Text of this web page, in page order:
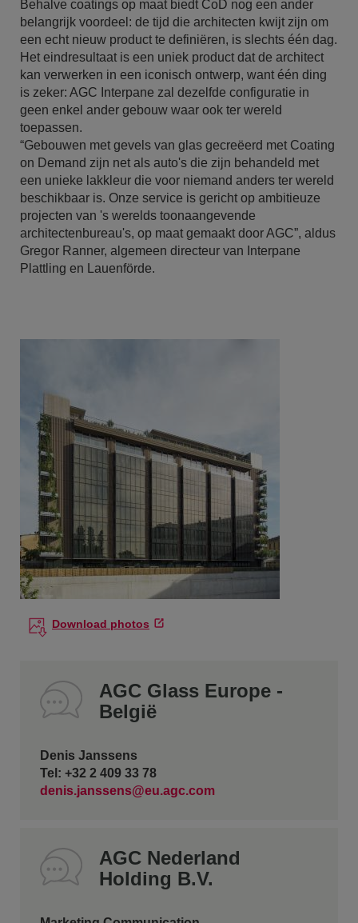
Behalve coatings op maat biedt CoD nog een ander
belangrijk voordeel: de tijd die architecten kwijt zijn om
een echt nieuw product te definiëren, is slechts één dag.
Het eindresultaat is een uniek product dat de architect
kan verwerken in een iconisch ontwerp, want één ding
is zeker: AGC Interpane zal dezelfde configuratie in
geen enkel ander gebouw waar ook ter wereld
toepassen.
“Gebouwen met gevels van glas gecreëerd met Coating
on Demand zijn net als auto's die zijn behandeld met
een unieke lakkleur die voor niemand anders ter wereld
beschikbaar is. Onze service is gericht op ambitieuze
projecten van 's werelds toonaangevende
architectenbureau's, op maat gemaakt door AGC”, aldus
Gregor Ranner, algemeen directeur van Interpane
Plattling en Lauenförde.
Download photos
AGC Glass Europe -
België
Denis Janssens
Tel: +32 2 409 33 78
denis.janssens@eu.agc.com
AGC Nederland
Holding B.V.